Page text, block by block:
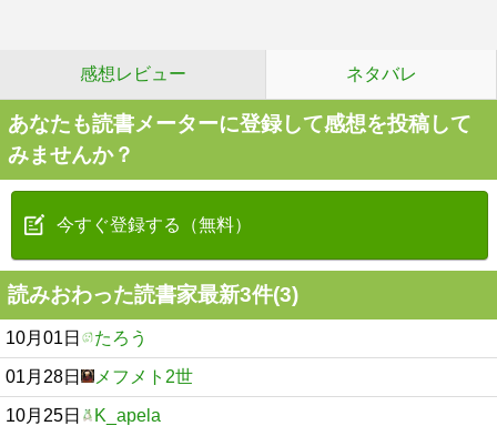
感想レビュー ネタバレ
あなたも読書メーターに登録して感想を投稿して
みませんか？
今すぐ登録する（無料）
読みおわった読書家最新3件(3)
10月01日 たろう
01月28日 メフメト2世
10月25日 K_apela